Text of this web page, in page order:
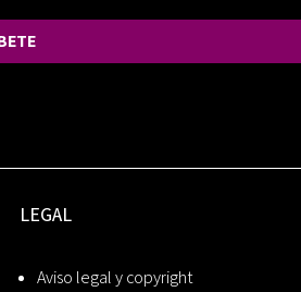
LEGAL
Aviso legal y copyright